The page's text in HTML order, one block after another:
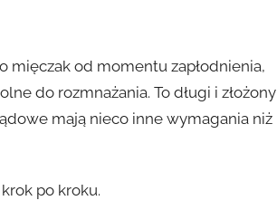
mięczak od momentu zapłodnienia,
do rozmnażania. To długi i złożony
mają nieco inne wymagania niż
po kroku.